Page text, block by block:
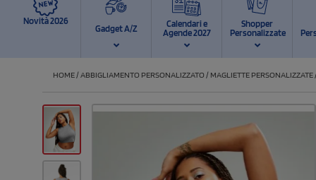
Novità 2026
Gadget A/Z
Calendari e
Agende 2027
Shopper
Personalizzate
HOME /ABBIGLIAMENTO PERSONALIZZATO / MAGLIETTE PERSONALIZZATE